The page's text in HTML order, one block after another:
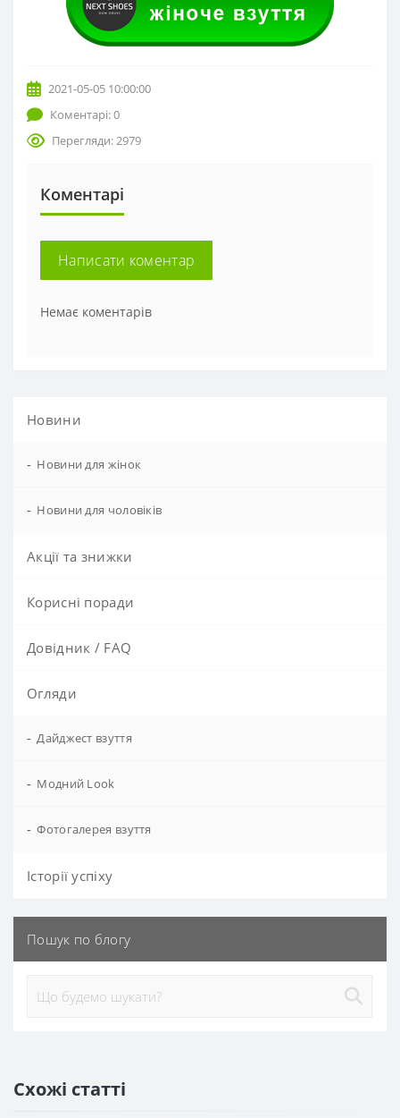
2021-05-05 10:00:00
Коментарі: 0
Перегляди: 2979
Коментарі
Написати коментар
Немає коментарів
Новини
- Новини для жінок
- Новини для чоловіків
Акції та знижки
Корисні поради
Довідник / FAQ
Огляди
- Дайджест взуття
- Модний Look
- Фотогалерея взуття
Історії успіху
Пошук по блогу
Схожі статті